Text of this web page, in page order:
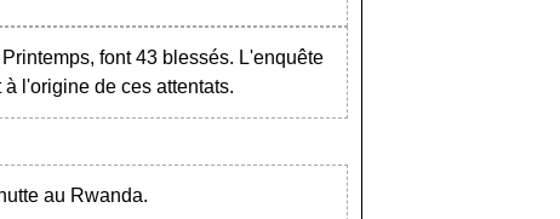
font 43 blessés. L'enquête
l'origine de ces attentats.
au Rwanda.